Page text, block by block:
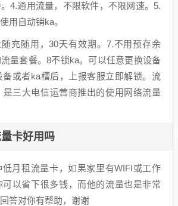
4.通用流量，不限软件，不限网速。5.
用自动销ka。
充随用，30天有效期。7.不用预存余
量套餐。8不锁ka。可以任意更换设备
备或者ka槽后，上报客服立即解锁。流
三大电信运营商推出的使用网络流量
卡好用吗
月租流量卡，如果家里有WIFI或工作
可以省下很多钱，而他的流量也是非常
答对你有帮助，谢谢